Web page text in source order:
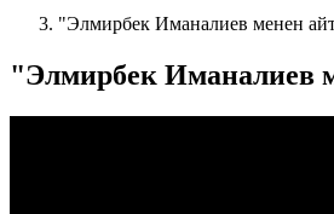
"Элмирбек Иманалиев менен
"Элмирбек Иманалиев